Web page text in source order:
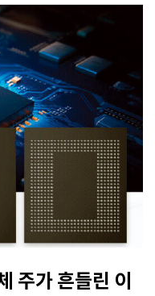
주가 흔들린 이